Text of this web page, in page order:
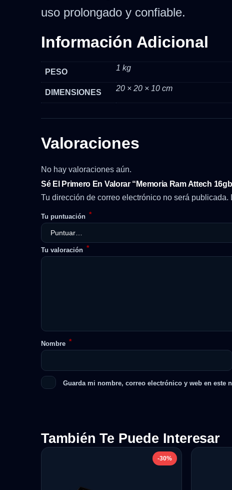
uso prolongado y confiable.
Información Adicional
PESO 1 kg
DIMENSIONES 20 × 20 × 10 cm
Valoraciones
No hay valoraciones aún.
Sé El Primero En Valorar “Memoria Ram Attech
Tu dirección de correo electrónico no será publicada.
Tu puntuación *
Tu valoración *
Nombre *
Guarda mi nombre, correo electrónico y web en este
También Te Puede Interesar
-30%